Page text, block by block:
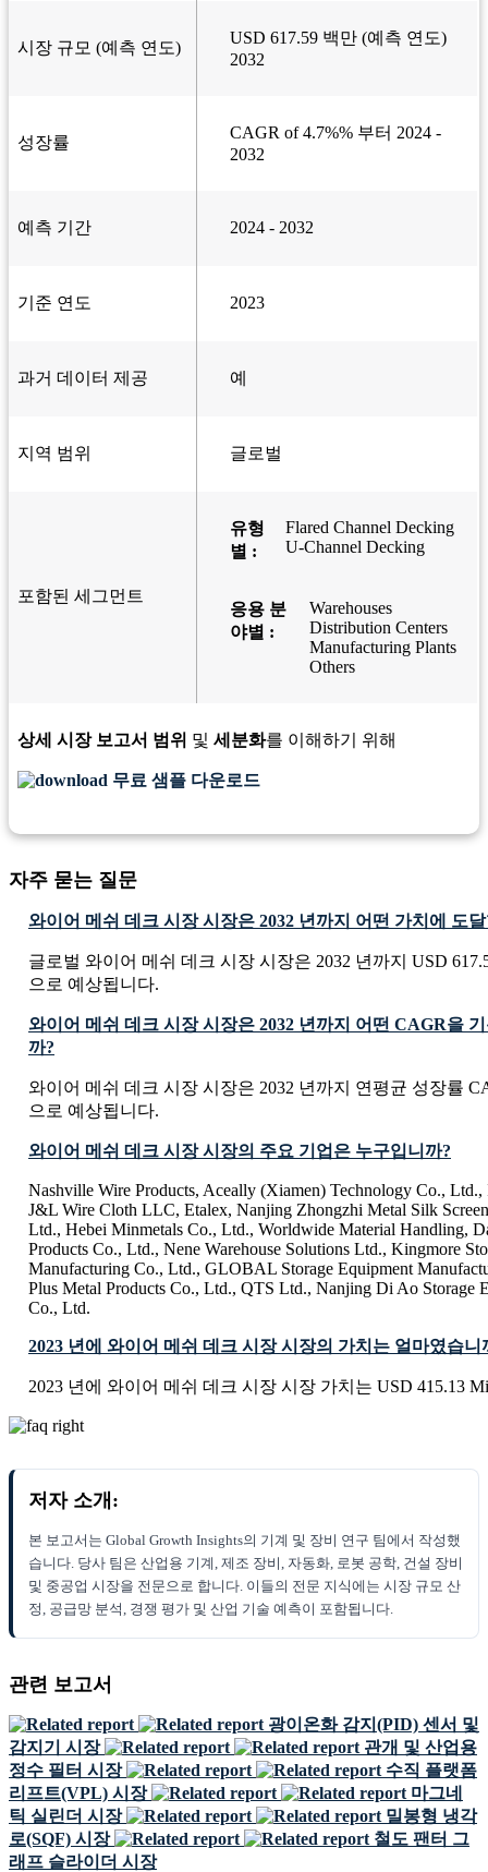
시장 규모 (예측 연도)
USD 617.59 백만 (예측 연도)
2032
성장률
CAGR of 4.7%% 부터 2024 -
2032
예측 기간 2024 - 2032
기준 연도 2023
과거 데이터 제공 예
지역 범위 글로벌
포함된 세그먼트
유형
별 :
Flared Channel Decking
U-Channel Decking
응용 분
야별 :
Warehouses
Distribution Centers
Manufacturing Plants
Others
상세 시장 보고서 범위 및 세분화를 이해하기 위해
무료 샘플 다운로드
자주 묻는 질문
와이어 메쉬 데크 시장 시장은 2032 년까지 어떤 가치에 도
글로벌 와이어 메쉬 데크 시장 시장은 2032 년까지 USD
으로 예상됩니다.
와이어 메쉬 데크 시장 시장은 2032 년까지 어떤 CAGR을
까?
와이어 메쉬 데크 시장 시장은 2032 년까지 연평균 성장률
으로 예상됩니다.
와이어 메쉬 데크 시장 시장의 주요 기업은 누구입니까?
Nashville Wire Products, Aceally (Xiamen) Technology Co.,
J&L Wire Cloth LLC, Etalex, Nanjing Zhongzhi Metal Silk
Ltd., Hebei Minmetals Co., Ltd., Worldwide Material Handling,
Products Co., Ltd., Nene Warehouse Solutions Ltd., Kingmore
Manufacturing Co., Ltd., GLOBAL Storage Equipment
Plus Metal Products Co., Ltd., QTS Ltd., Nanjing Di Ao Storage
Co., Ltd.
2023 년에 와이어 메쉬 데크 시장 시장의 가치는 얼마였습니
2023 년에 와이어 메쉬 데크 시장 시장 가치는 USD 415.13
저자 소개:
본 보고서는 Global Growth Insights의 기계 및 장비 연구 팀에서 작성했
습니다. 당사 팀은 산업용 기계, 제조 장비, 자동화, 로봇 공학, 건설 장비
및 중공업 시장을 전문으로 합니다. 이들의 전문 지식에는 시장 규모 산
정, 공급망 분석, 경쟁 평가 및 산업 기술 예측이 포함됩니다.
관련 보고서
광이온화 감지(PID) 센서 및
감지기 시장
관개 및 산업용
정수 필터 시장
수직 플랫폼
리프트(VPL) 시장
마그네
틱 실린더 시장
밀봉형 냉각
로(SQF) 시장
철도 팬터 그
래프 슬라이더 시장